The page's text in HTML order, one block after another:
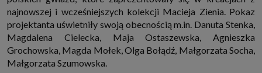
Na naszych stronach używamy znaczników internetowych takich jak pliki
np. cookie lub local storage do zbierania i przetwarzania danych
osobowych w celu personalizowania treści i reklam oraz analizowania
ruchu na stronach, aplikacjach i w Internecie. W ten sposób technologię tę
wykorzystują również podmioty z Grupy SAGIER oraz nasi Zaufani
Partnerzy, którzy także chcą dopasowywać reklamy do Twoich preferencji.
Cookies to dane informatyczne zapisywane w plikach i przechowywane na
Twoim urządzeniu końcowym (tj. twój komputer, tablet, smartphone itp.),
najnowszej i wcześniejszych kolekcji Macieja Zienia. Pokaz
projektanta uświetniły swoją obecnością m.in. Danuta Stenka,
Magdalena Cielecka, Maja Ostaszewska, Agnieszka
Grochowska, Magda Mołek, Olga Bołądź, Małgorzata Socha,
Małgorzata Szumowska.